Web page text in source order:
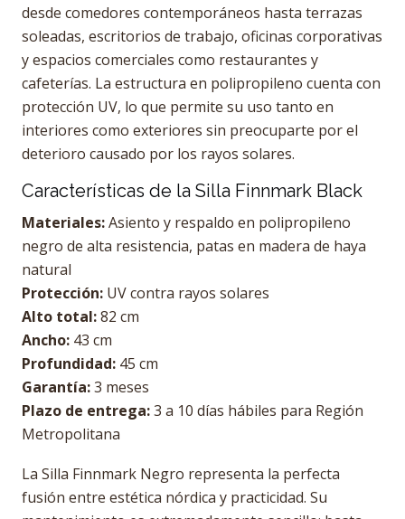
desde comedores contemporáneos hasta terrazas
soleadas, escritorios de trabajo, oficinas corporativas
y espacios comerciales como restaurantes y
cafeterías. La estructura en polipropileno cuenta con
protección UV, lo que permite su uso tanto en
interiores como exteriores sin preocuparte por el
deterioro causado por los rayos solares.
Características de la Silla Finnmark Black
Materiales:Asiento y respaldo en polipropileno
negro de alta resistencia, patas en madera de haya
natural
Protección: UV contra rayos solares
Alto total:82 cm
Ancho: 43 cm
Profundidad: 45 cm
Garantía:3 meses
Plazo de entrega:3 a 10 días hábiles para Región
Metropolitana
La Silla Finnmark Negro representa la perfecta
fusión entre estética nórdica y practicidad. Su